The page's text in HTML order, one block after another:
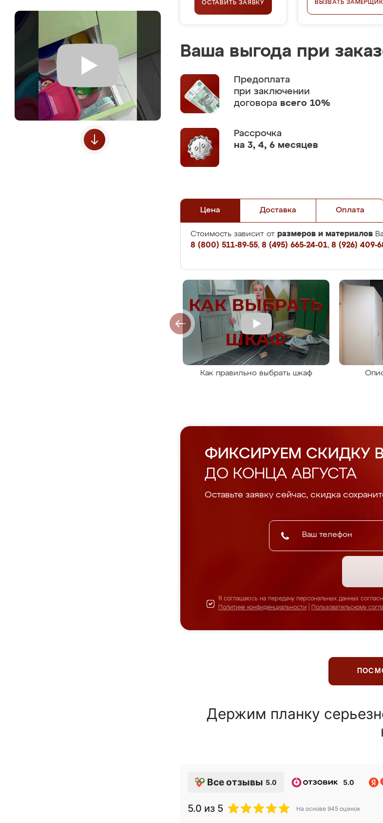
ОСТАВИТЬ ЗАЯВКУ ВЫЗВАТЬ
Ваша выгода при
Предоплата
при заключении
договора всего 10%
Рассрочка
на 3, 4, 6 месяцев
Цена Доставка Оплата
Стоимость зависит от размеров и материалов
8 (800) 511-89-55, 8 (495) 665-24-01, 8 (926) 409-
Как правильно выбрать шкаф
ФИКСИРУЕМ СКИДКУ В
ДО КОНЦА АВГУСТА
Оставьте заявку сейчас, скидка
Я соглашаюсь на передачу персональных данных
Политике конфиденциальности
Пользовательскому
Держим планку
Все отзывы 5.0 5.0
5.0 из 5 На основе 945 оценок